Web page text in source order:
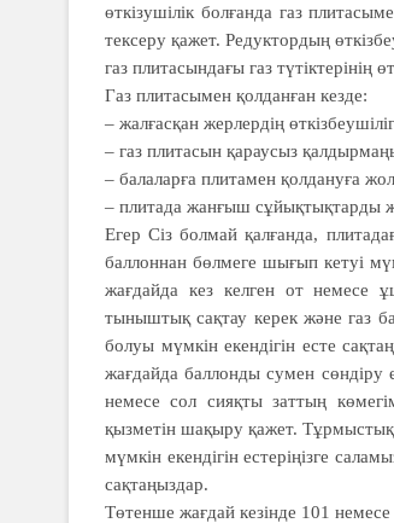
өткізушілік болғанда газ
тексеру қажет. Редук­тордың
газ плитасындағы газ түтіктерінің
Газ плитасымен қолданған кезде:
– жалғасқан жерлердің
– газ плитасын қараусыз
– балаларға плитамен қолдануға
– плитада жанғыш сұйықтықтарды
Егер Сіз болмай қалғанда,
баллоннан бөлмеге шығып кетуі
жағдайда кез келген от немесе
тыныштық сақтау керек және газ
болуы мүмкін екендігін есте
жағдайда баллонды сумен
немесе сол сияқты заттың
қызметін шақыру қажет. Тұрмыстық
мүмкін екендігін естеріңізге
сақтаңыздар.
Төтенше жағдай кезінде 101